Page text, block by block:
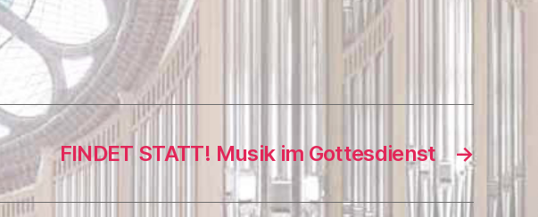
→
FINDET STATT! Musik im Gottesdienst